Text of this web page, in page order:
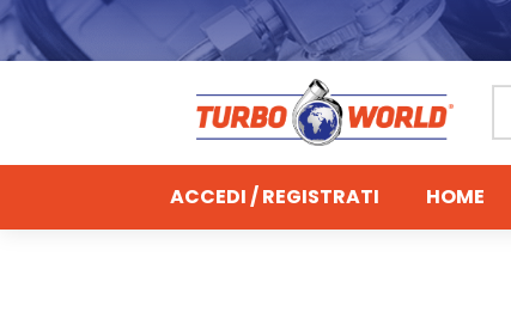
ACCEDI / REGISTRATI HOME